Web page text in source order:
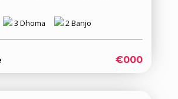
3 Dhoma 2 Banjo
€000